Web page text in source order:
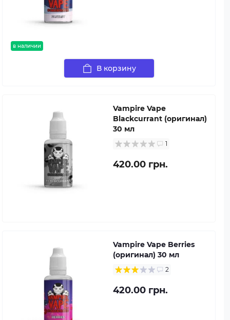
в наличии
В корзину
Vampire Vape
Blackcurrant (оригинал)
30 мл
1
420.00 грн.
Vampire Vape Berries
(оригинал) 30 мл
2
420.00 грн.